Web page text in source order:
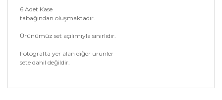
6 Adet Kase
tabağından oluşmaktadır.
Ürünümüz set açılımıyla sınırlıdır.
Fotografta yer alan diğer ürünler
sete dahil değildir.
Bu ürünün fiyat bilgisi, resim, ürün açıklamalarında ve